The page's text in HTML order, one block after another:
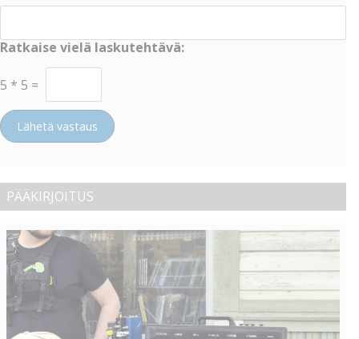
Ratkaise vielä laskutehtävä:
5 * 5 =
Lähetä vastaus
PÄÄKIRJOITUS